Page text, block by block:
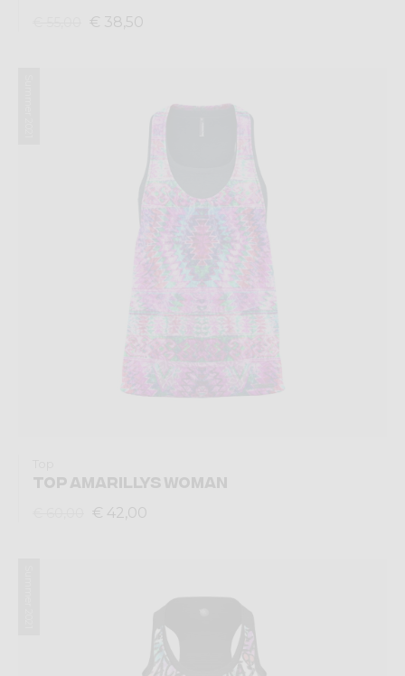
€ 38,50
TOP AMARILLYS WOMAN
€ 42,00